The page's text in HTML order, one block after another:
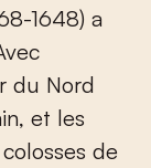
1648) a
du Nord
et les
de